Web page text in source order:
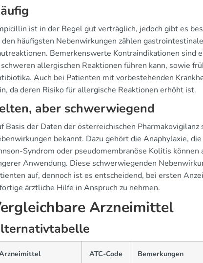
ist in der Regel gut verträglich, jedoch gibt es
den häufigsten Nebenwirkungen zählen
Bemerkenswerte Kontraindikationen sind
schweren allergischen Reaktionen führen kann, sowie
Auch bei Patienten mit vorbestehenden
da deren Risiko für allergische Reaktionen erhöht ist.
aber schwerwiegend
Basis der Daten der österreichischen
bekannt. Dazu gehört die Anaphylaxie,
Syndrom oder pseudomembranöse Kolitis
Anwendung. Diese schwerwiegenden
auf, dennoch ist es entscheidend, bei ersten
ärztliche Hilfe in Anspruch zu nehmen.
Arzneimittel
ATC-Code Bemerkungen